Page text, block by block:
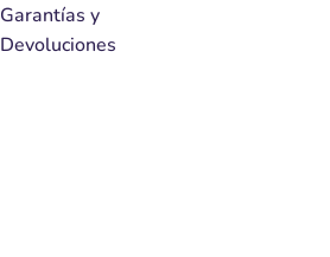
Garantías y
Devoluciones